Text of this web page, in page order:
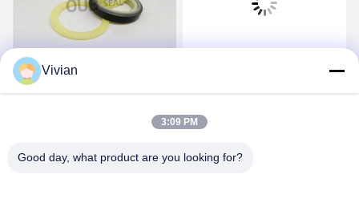
पॉलीयुरेथेन हाइड्रोलिक रॉड
रिप्लेसमेंट बफर उच्च दबाव पंप
Vivian
3:09 PM
Good day, what product are you looking for?